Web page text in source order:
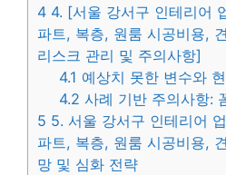
4 4. [서울 강서구 인테리어
파트, 복층, 원룸 시공비용,
리스크 관리 및 주의사항]
4.1 예상치 못한 변수와
4.2 사례 기반 주의사항:
5 5. 서울 강서구 인테리어
파트, 복층, 원룸 시공비용,
망 및 심화 전략